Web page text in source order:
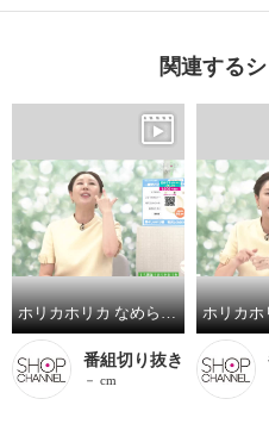
関連する
ホリカホリカ なめらかなキメのある ツヤ美肌を演出 紫外線も乾燥もブロック！ モイストＵＶパウダー ３個セット
番組切り抜き
－ cm